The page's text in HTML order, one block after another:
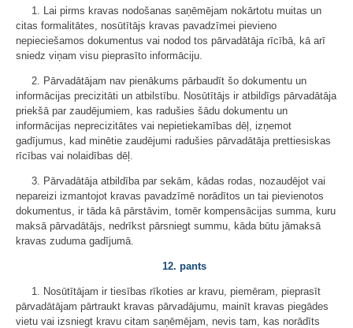
1. Lai pirms kravas nodošanas saņēmējam nokārtotu muitas un
citas formalitātes, nosūtītājs kravas pavadzīmei pievieno
nepieciešamos dokumentus vai nodod tos pārvadātāja rīcībā, kā arī
sniedz viņam visu pieprasīto informāciju.
2. Pārvadātājam nav pienākums pārbaudīt šo dokumentu un
informācijas precizitāti un atbilstību. Nosūtītājs ir atbildīgs pārvadātāja
priekšā par zaudējumiem, kas radušies šādu dokumentu un
informācijas neprecizitātes vai nepietiekamības dēļ, izņemot
gadījumus, kad minētie zaudējumi radušies pārvadātāja prettiesiskas
rīcības vai nolaidības dēļ.
3. Pārvadātāja atbildība par sekām, kādas rodas, nozaudējot vai
nepareizi izmantojot kravas pavadzīmē norādītos un tai pievienotos
dokumentus, ir tāda kā pārstāvim, tomēr kompensācijas summa, kuru
maksā pārvadātājs, nedrīkst pārsniegt summu, kāda būtu jāmaksā
kravas zuduma gadījumā.
12. pants
1. Nosūtītājam ir tiesības rīkoties ar kravu, piemēram, pieprasīt
pārvadātājam pārtraukt kravas pārvadājumu, mainīt kravas piegādes
vietu vai izsniegt kravu citam saņēmējam, nevis tam, kas norādīts